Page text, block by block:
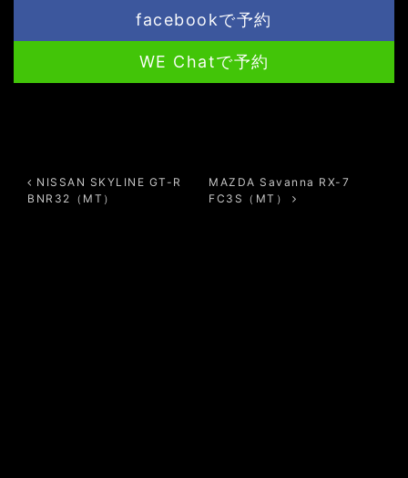
facebookで予約
WE Chatで予約
NISSAN SKYLINE GT-R
BNR32（MT）
MAZDA Savanna RX-7
FC3S（MT）